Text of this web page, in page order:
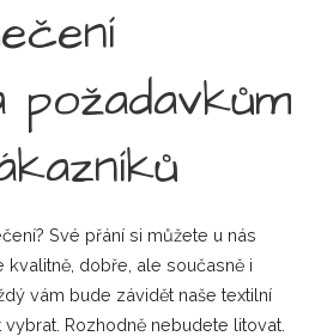
požadavkům
Své přání si můžete u nás
kvalitně, dobře, ale současně i
vám bude závidět naše textilní
Rozhodně nebudete litovat.